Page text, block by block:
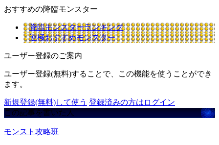
おすすめの降臨モンスター
降臨モンスターランキング
運極おすすめモンスター
ユーザー登録のご案内
ユーザー登録(無料)することで、この機能を使うことができ
ます。
新規登録(無料)して使う 登録済みの方はログイン
この記事を書いた人
モンスト攻略班